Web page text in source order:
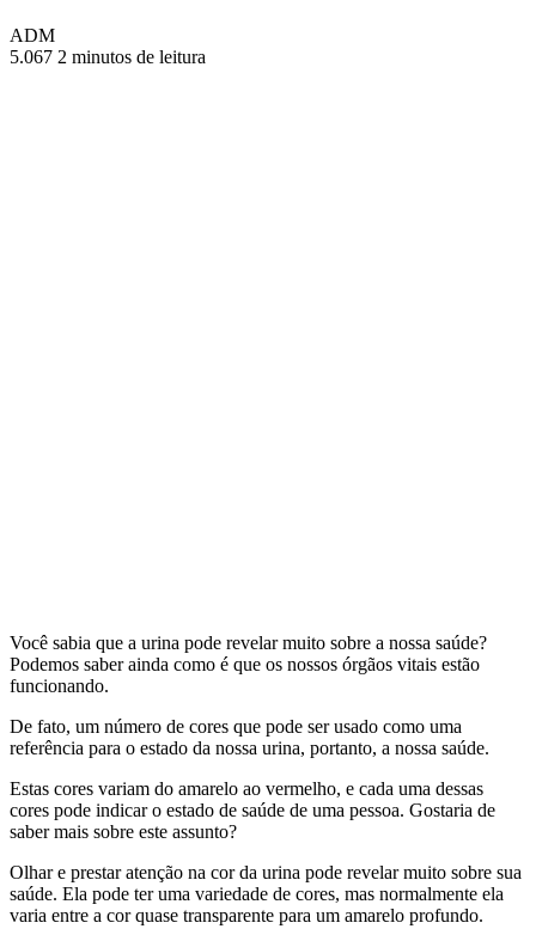
ADM
5.067 2 minutos de leitura
Você sabia que a urina pode revelar muito sobre a nossa saúde?
Podemos saber ainda como é que os nossos órgãos vitais estão
funcionando.
De fato, um número de cores que pode ser usado como uma
referência para o estado da nossa urina, portanto, a nossa saúde.
Estas cores variam do amarelo ao vermelho, e cada uma dessas
cores pode indicar o estado de saúde de uma pessoa. Gostaria de
saber mais sobre este assunto?
Olhar e prestar atenção na cor da urina pode revelar muito sobre sua
saúde. Ela pode ter uma variedade de cores, mas normalmente ela
varia entre a cor quase transparente para um amarelo profundo.